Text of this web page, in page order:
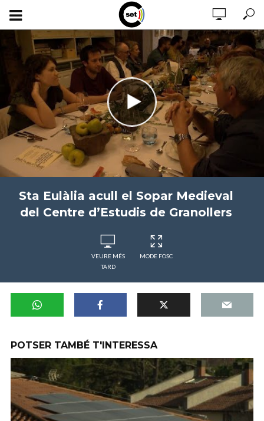
Sta Eulàlia acull el Sopar Medieval
del Centre d’Estudis de Granollers
VEURE MÉS
TARD
MODE FOSC
POTSER TAMBÉ T'INTERESSA